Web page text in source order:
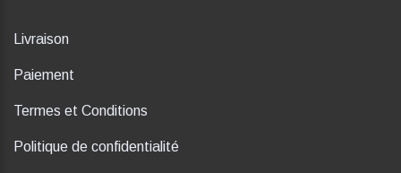
Livraison
Paiement
Termes et Conditions
Politique de confidentialité